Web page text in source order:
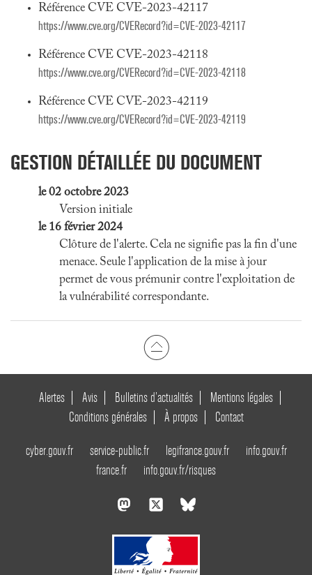
Référence CVE CVE-2023-42117
https://www.cve.org/CVERecord?id=CVE-2023-42117
Référence CVE CVE-2023-42118
https://www.cve.org/CVERecord?id=CVE-2023-42118
Référence CVE CVE-2023-42119
https://www.cve.org/CVERecord?id=CVE-2023-42119
GESTION DÉTAILLÉE DU DOCUMENT
le 02 octobre 2023
Version initiale
le 16 février 2024
Clôture de l'alerte. Cela ne signifie pas la fin d'une
menace. Seule l'application de la mise à jour
permet de vous prémunir contre l'exploitation de
la vulnérabilité correspondante.
Alertes Avis Bulletins d’actualités
Mentions légales
Conditions générales
À propos Contact
cyber.gouv.fr service-public.fr legifrance.gouv.fr
info.gouv.fr
france.fr
info.gouv.fr/risques